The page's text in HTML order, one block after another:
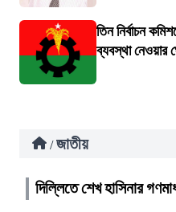
তিন নির্বাচন
ব্যবস্থা নেওয়ার
/ জাতীয়
দিল্লিতে শেখ হাসিনার